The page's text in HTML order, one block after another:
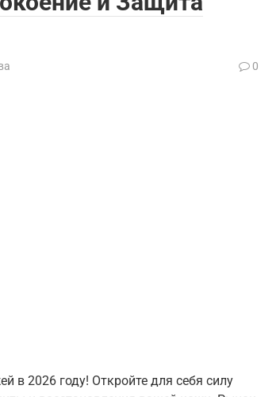
0
в 2026 году! Откройте для себя силу